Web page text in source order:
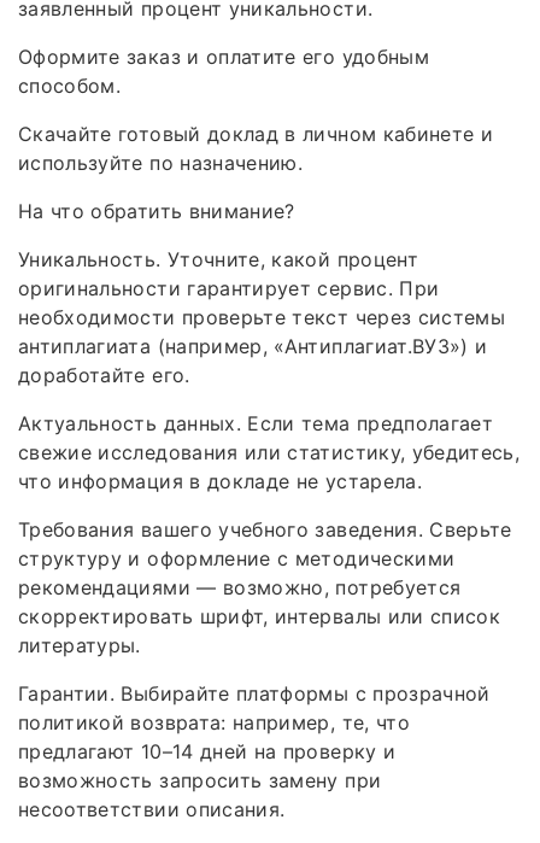
заявленный процент уникальности.
Оформите заказ и оплатите его удобным
способом.
Скачайте готовый доклад в личном кабинете и
используйте по назначению.
На что обратить внимание?
Уникальность. Уточните, какой процент
оригинальности гарантирует сервис. При
необходимости проверьте текст через системы
антиплагиата (например, «Антиплагиат.ВУЗ») и
доработайте его.
Актуальность данных. Если тема предполагает
свежие исследования или статистику, убедитесь,
что информация в докладе не устарела.
Требования вашего учебного заведения. Сверьте
структуру и оформление с методическими
рекомендациями — возможно, потребуется
скорректировать шрифт, интервалы или список
литературы.
Гарантии. Выбирайте платформы с прозрачной
политикой возврата: например, те, что
предлагают 10–14 дней на проверку и
возможность запросить замену при
несоответствии описания.